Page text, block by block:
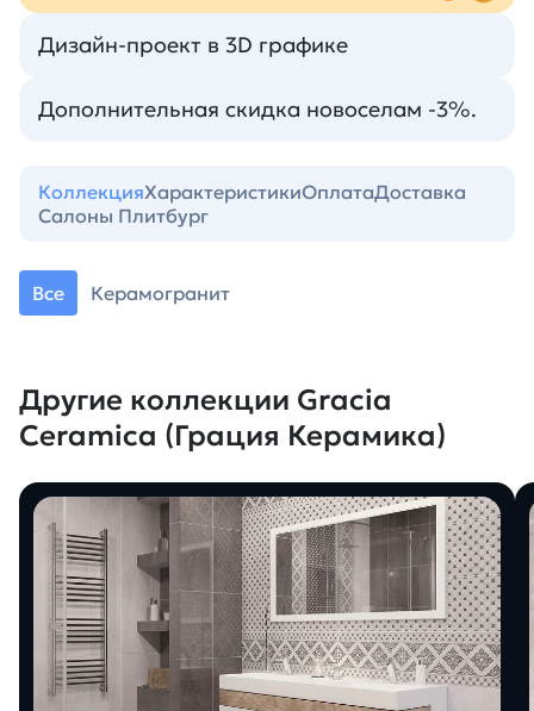
Дизайн-проект в 3D графике
Дополнительная скидка новоселам -3%.
КоллекцияХарактеристикиОплатаДоставка
Салоны Плитбург
Все Керамогранит
Другие коллекции Gracia
Ceramica (Грация Керамика)